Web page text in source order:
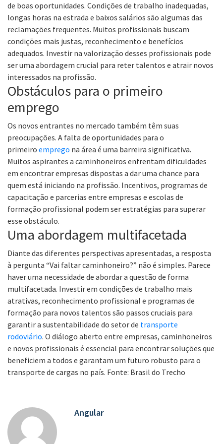
de boas oportunidades. Condições de trabalho inadequadas,
longas horas na estrada e baixos salários são algumas das
reclamações frequentes. Muitos profissionais buscam
condições mais justas, reconhecimento e benefícios
adequados. Investir na valorização desses profissionais pode
ser uma abordagem crucial para reter talentos e atrair novos
interessados na profissão.
Obstáculos para o primeiro
emprego
Os novos entrantes no mercado também têm suas
preocupações. A falta de oportunidades para o
primeiro emprego na área é uma barreira significativa.
Muitos aspirantes a caminhoneiros enfrentam dificuldades
em encontrar empresas dispostas a dar uma chance para
quem está iniciando na profissão. Incentivos, programas de
capacitação e parcerias entre empresas e escolas de
formação profissional podem ser estratégias para superar
esse obstáculo.
Uma abordagem multifacetada
Diante das diferentes perspectivas apresentadas, a resposta
à pergunta “Vai faltar caminhoneiro?” não é simples. Parece
haver uma necessidade de abordar a questão de forma
multifacetada. Investir em condições de trabalho mais
atrativas, reconhecimento profissional e programas de
formação para novos talentos são passos cruciais para
garantir a sustentabilidade do setor de transporte
rodoviário. O diálogo aberto entre empresas, caminhoneiros
e novos profissionais é essencial para encontrar soluções que
beneficiem a todos e garantam um futuro robusto para o
transporte de cargas no país. Fonte: Brasil do Trecho
Angular